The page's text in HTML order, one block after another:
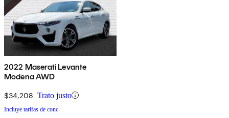
2022 Maserati Levante
Modena AWD
$34,208 Trato justo
Incluye tarifas de conc.